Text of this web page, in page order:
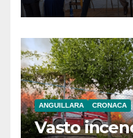
ANGUILLARA CRONACA
Vasto